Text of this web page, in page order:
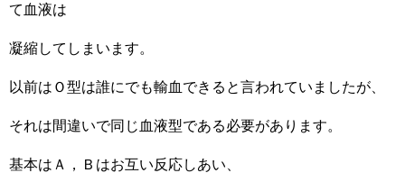
て血液は
凝縮してしまいます。
以前はＯ型は誰にでも輸血できると言われていましたが、
それは間違いで同じ血液型である必要があります。
基本はＡ，Ｂはお互い反応しあい、